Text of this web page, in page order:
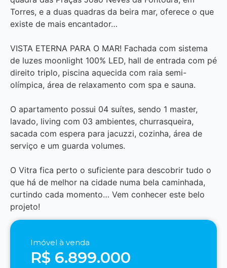
Torres, e a duas quadras da beira mar, oferece o que
existe de mais encantador…
VISTA ETERNA PARA O MAR! Fachada com sistema
de luzes moonlight 100% LED, hall de entrada com pé
direito triplo, piscina aquecida com raia semi-
olímpica, área de relaxamento com spa e sauna.
O apartamento possui 04 suítes, sendo 1 master,
lavado, living com 03 ambientes, churrasqueira,
sacada com espera para jacuzzi, cozinha, área de
serviço e um guarda volumes.
O Vitra fica perto o suficiente para descobrir tudo o
que há de melhor na cidade numa bela caminhada,
curtindo cada momento… Vem conhecer este belo
projeto!
Imóvel à venda
R$ 6.899.000